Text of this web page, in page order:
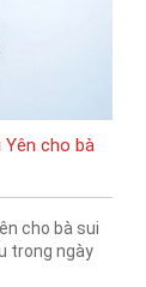
Yên cho bà
cho bà sui
trong ngày